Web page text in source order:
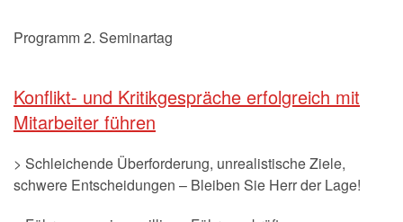
Programm 2. Seminartag
Konflikt- und Kritikgespräche erfolgreich mit
Mitarbeiter führen
> Schleichende Überforderung, unrealistische Ziele,
schwere Entscheidungen – Bleiben Sie Herr der Lage!